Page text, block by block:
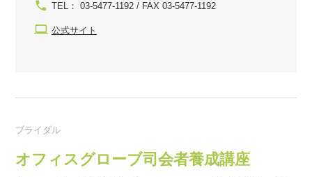
TEL： 03-5477-1192 / FAX 03-5477-1192
公式サイト
ブライダル
オフィスグローブ司会者養成講座